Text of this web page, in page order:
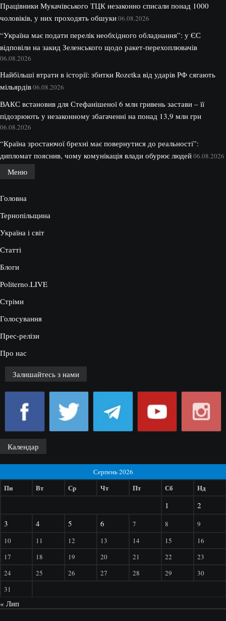
Працівники Мукачівського ТЦК незаконно списали понад 1000
чоловіків, у них проходять обшуки06.08.2026
“Україна має подати перелік необхідного обладнання”: у ЄС
відповіли на закид Зеленського щодо ракет-перехоплювачів
06.08.2026
Найбільші втрати в історії: збитки Rozetka від ударів РФ сягають
мільярдів06.08.2026
ВАКС встановив для Стефанішеної 6 млн гривень застави – її
підозрюють у незаконному збагаченні на понад 13,9 млн грн
06.08.2026
“Країна зростаючої брехні має повернутися до реальності”:
дипломат пояснив, чому комунікація влади обурює людей06.08.2026
Меню
Головна
Тернопільщина
Україна і світ
Статті
Блоги
Politerno.LIVE
Стріми
Голосування
Прес-релізи
Про нас
Залишайтесь з нами
Календар
Серпень 2026
Пн Вт Ср Чт Пт Сб Нд
1
2
3
4 5 6 7 8
9
10
11 12 13 14 15
16
17
18 19 20 21 22
23
24
25 26 27 28 29
30
31
« Лип